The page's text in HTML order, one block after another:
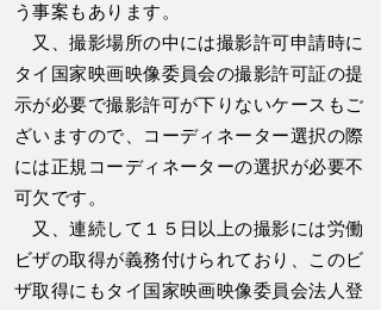
う事案もあります。
​ 又、撮影場所の中には撮影許可申請時に
タイ国家映画映像委員会の撮影許可証の提
示が必要で撮影許可が下りないケースもご
ざいますので、コーディネーター選択の際
には正規コーディネーターの選択が必要不
可欠です。
又、連続して１５日以上の撮影には労働
ビザの取得が義務付けられており、このビ
ザ取得にもタイ国家映画映像委員会法人登